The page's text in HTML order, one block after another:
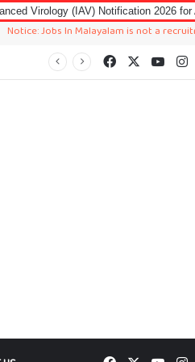
Notification 2026 for Accountant
In Malayalam is not a recruitment
Facebook